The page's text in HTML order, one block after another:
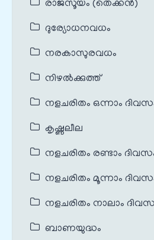
രാജസൂയം (തെക്കൻ)
ദുര്യോധനവധം
നരകാസുരവധം
നിഴൽക്കുത്ത്
നളചരിതം ഒന്നാം
കൃഷ്ണലീല
നളചരിതം രണ്ടാം
നളചരിതം മൂന്നാം
നളചരിതം നാലാം
ബാണയുദ്ധം